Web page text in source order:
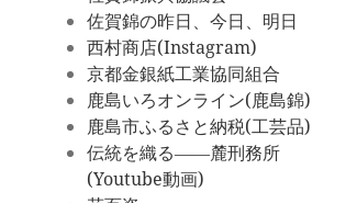
佐賀錦の昨日、今日、明日
西村商店(Instagram)
京都金銀紙工業協同組合
鹿島いろオンライン(鹿島錦)
鹿島市ふるさと納税(工芸品)
伝統を織る――麓刑務所
(Youtube動画)